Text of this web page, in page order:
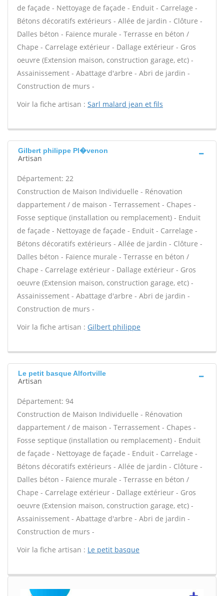
de façade - Nettoyage de façade - Enduit - Carrelage -
Bétons décoratifs extérieurs - Allée de jardin - Clôture -
Dalles béton - Faïence murale - Terrasse en béton /
Chape - Carrelage extérieur - Dallage extérieur - Gros
oeuvre (Extension maison, construction garage, etc) -
Assainissement - Abattage d'arbre - Abri de jardin -
Construction de murs -
Voir la fiche artisan : Sarl malard jean et fils
Gilbert philippe Pl�venon
Artisan
Département: 22
Construction de Maison Individuelle - Rénovation
dappartement / de maison - Terrassement - Chapes -
Fosse septique (installation ou remplacement) - Enduit
de façade - Nettoyage de façade - Enduit - Carrelage -
Bétons décoratifs extérieurs - Allée de jardin - Clôture -
Dalles béton - Faïence murale - Terrasse en béton /
Chape - Carrelage extérieur - Dallage extérieur - Gros
oeuvre (Extension maison, construction garage, etc) -
Assainissement - Abattage d'arbre - Abri de jardin -
Construction de murs -
Voir la fiche artisan : Gilbert philippe
Le petit basque Alfortville
Artisan
Département: 94
Construction de Maison Individuelle - Rénovation
dappartement / de maison - Terrassement - Chapes -
Fosse septique (installation ou remplacement) - Enduit
de façade - Nettoyage de façade - Enduit - Carrelage -
Bétons décoratifs extérieurs - Allée de jardin - Clôture -
Dalles béton - Faïence murale - Terrasse en béton /
Chape - Carrelage extérieur - Dallage extérieur - Gros
oeuvre (Extension maison, construction garage, etc) -
Assainissement - Abattage d'arbre - Abri de jardin -
Construction de murs -
Voir la fiche artisan : Le petit basque